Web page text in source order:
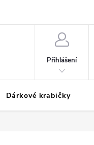
Přihlášení
Dárkové krabičky